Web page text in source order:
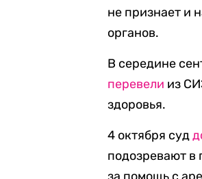
не признает и
органов.
В середине
перевели из
здоровья.
4 октября суд
подозревают в